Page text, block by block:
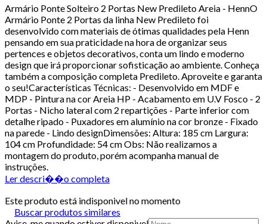
Armário Ponte Solteiro 2 Portas New Predileto Areia - HennO
Armário Ponte 2 Portas da linha New Predileto foi
desenvolvido com materiais de ótimas qualidades pela Henn
pensando em sua praticidade na hora de organizar seus
pertences e objetos decorativos, conta um lindo e moderno
design que irá proporcionar sofisticação ao ambiente. Conheça
também a composição completa Predileto. Aproveite e garanta
o seu!Características Técnicas: - Desenvolvido em MDF e
MDP - Pintura na cor Areia HP - Acabamento em U.V Fosco - 2
Portas - Nicho lateral com 2 repartições - Parte inferior com
detalhe ripado - Puxadores em alumínio na cor bronze - Fixado
na parede - Lindo designDimensões: Altura: 185 cm Largura:
104 cm Profundidade: 54 cm Obs: Não realizamos a
montagem do produto, porém acompanha manual de
instruções.
Ler descri��o completa
Este produto está indisponivel no momento
Buscar produtos similares